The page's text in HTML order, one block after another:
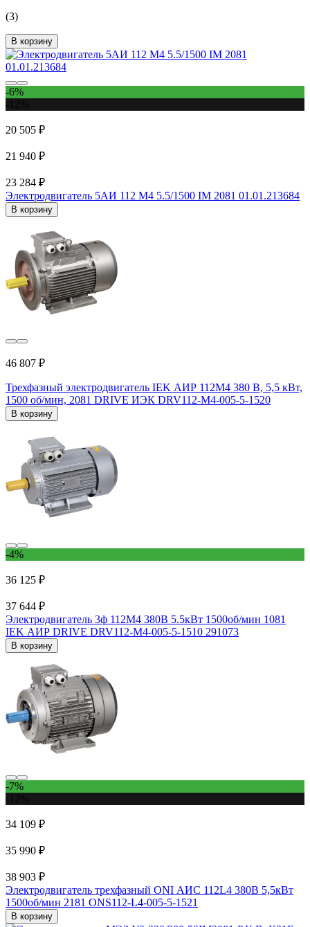
(3)
В корзину
-6%
20 505 ₽
21 940 ₽
23 284 ₽
Электродвигатель 5АИ 112 М4 5.5/1500 IM 2081 01.01.213684
В корзину
46 807 ₽
Трехфазный электродвигатель IEK АИР 112M4 380 В, 5,5 кВт,
1500 об/мин, 2081 DRIVE ИЭК DRV112-M4-005-5-1520
В корзину
-4%
36 125 ₽
37 644 ₽
Электродвигатель 3ф 112M4 380В 5.5кВт 1500об/мин 1081
IEK АИР DRIVE DRV112-M4-005-5-1510 291073
В корзину
-7%
34 109 ₽
35 990 ₽
38 903 ₽
Электродвигатель трехфазный ONI АИС 112L4 380В 5,5кВт
1500об/мин 2181 ONS112-L4-005-5-1521
В корзину